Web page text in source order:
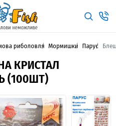
риболовля Мормишки Парус
КРИСТАЛ
(100ШТ)